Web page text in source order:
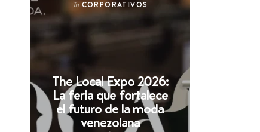
In CORPORATIVOS
The Local Expo 2026:
La feria que fortalece
el futuro de la moda
venezolana